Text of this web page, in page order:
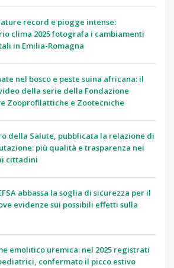
record e piogge intense:
clima 2025 fotografa i cambiamenti
in Emilia-Romagna
nel bosco e peste suina africana: il
della serie della Fondazione
Zooprofilattiche e Zootecniche
della Salute, pubblicata la relazione di
più qualità e trasparenza nei
cittadini
abbassa la soglia di sicurezza per il
evidenze sui possibili effetti sulla
emolitico uremica: nel 2025 registrati
confermato il picco estivo